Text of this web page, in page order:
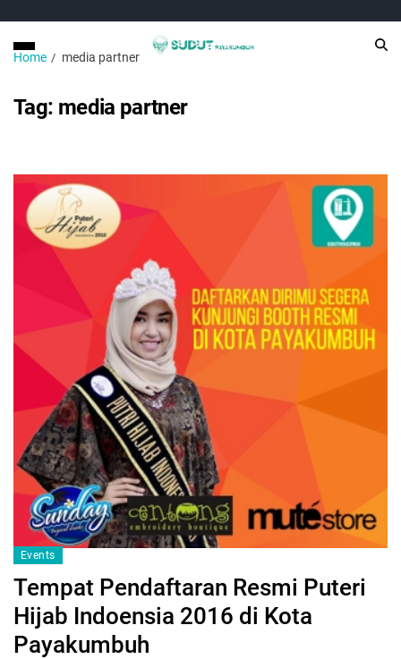
Home media partner
Tag: media partner
Events
Tempat Pendaftaran Resmi Puteri
Hijab Indoensia 2016 di Kota
Payakumbuh